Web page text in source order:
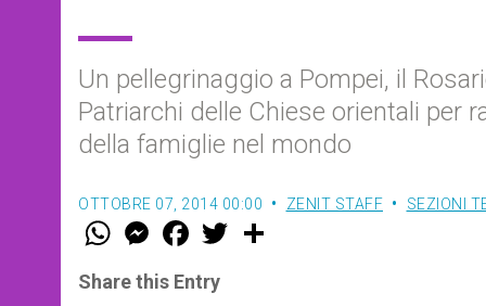
Un pellegrinaggio a Pompei, il
Patriarchi delle Chiese orientali per
della famiglie nel mondo
OTTOBRE 07, 2014 00:00 ZENIT STAFF SEZIONI
W
t
s
M
e
s
e
F
a
e
b
w
Share this Entry